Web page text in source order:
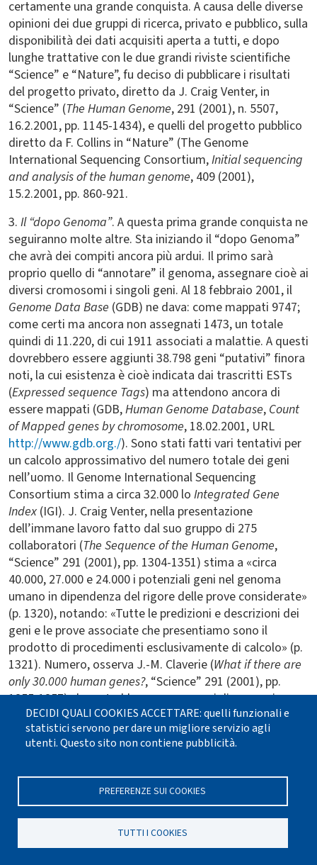
certamente una grande conquista. A causa delle diverse
opinioni dei due gruppi di ricerca, privato e pubblico, sulla
disponibilità dei dati acquisiti aperta a tutti, e dopo
lunghe trattative con le due grandi riviste scientifiche
“Science” e “Nature”, fu deciso di pubblicare i risultati
del progetto privato, diretto da J. Craig Venter, in
“Science” (The Human Genome, 291 (2001), n. 5507,
16.2.2001, pp. 1145-1434), e quelli del progetto pubblico
diretto da F. Collins in “Nature” (The Genome
International Sequencing Consortium,Initial sequencing
and analysis of the human genome, 409 (2001),
15.2.2001, pp. 860-921.
3. Il “dopo Genoma”. A questa prima grande conquista ne
seguiranno molte altre. Sta iniziando il “dopo Genoma”
che avrà dei compiti ancora più ardui. Il primo sarà
proprio quello di “annotare” il genoma, assegnare cioè ai
diversi cromosomi i singoli geni. Al 18 febbraio 2001, il
Genome Data Base (GDB) ne dava: come mappati 9747;
come certi ma ancora non assegnati 1473, un totale
quindi di 11.220, di cui 1911 associati a malattie. A questi
dovrebbero essere aggiunti 38.798 geni “putativi” finora
noti, la cui esistenza è cioè indicata dai trascritti ESTs
(Expressed sequence Tags) ma attendono ancora di
essere mappati (GDB,Human Genome Database, Count
of Mapped genes by chromosome, 18.02.2001, URL
http://www.gdb.org./). Sono stati fatti vari tentativi per
un calcolo approssimativo del numero totale dei geni
nell’uomo. Il Genome International Sequencing
Consortium stima a circa 32.000 lo Integrated Gene
Index (IGI). J. Craig Venter, nella presentazione
dell’immane lavoro fatto dal suo gruppo di 275
collaboratori (The Sequence of the Human Genome,
“Science” 291 (2001), pp. 1304-1351) stima a «circa
40.000, 27.000 e 24.000 i potenziali geni nel genoma
umano in dipendenza del rigore delle prove considerate»
(p. 1320), notando: «Tutte le predizioni e descrizioni dei
geni e le prove associate che presentiamo sono il
prodotto di procedimenti esclusivamente di calcolo» (p.
1321). Numero, osserva J.-M. Claverie (What if there are
only 30.000 human genes?, “Science” 291 (2001), pp.
1255-1257) che potrebbe essere meraviglia — se si
considera il numero dei geni di un vermiciattolo di circa
900 cellule, ilCaenorhabditis elegans, che ne ha circa
20.000 e dellaDrosophilache ne ha circa 14.000 — per
dell’organismo umano. Ma, ricordando che i geni non
sono espressi indipendentemente tra loro, indica come
«un semplice modello matematico può illustrare come
un relativamente piccolo numero di geni può essere
sufficiente a generare una elevata complessità
DECIDI QUALI COOKIES ACCETTARE: quelli funzionali e
statistici servono per dare un migliore servizio agli
utenti. Questo sito non contiene pubblicità.
PREFERENZE SUI COOKIES
TUTTI I COOKIES